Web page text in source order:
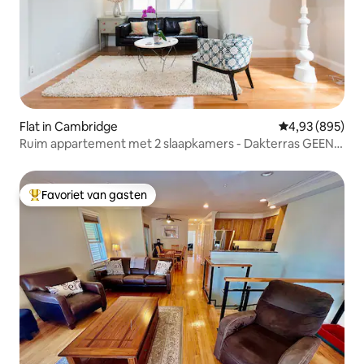
Flat in Cambridge Gemiddelde
4,93 (895)
Ruim appartement met 2 slaapkamers - Dakterras GEEN
Topfavoriet van gasten
Favoriet van gasten